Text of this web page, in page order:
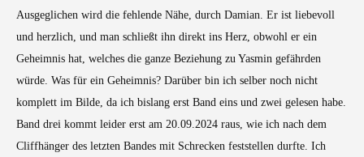
Ausgeglichen wird die fehlende Nähe, durch Damian. Er ist liebevoll
und herzlich, und man schließt ihn direkt ins Herz, obwohl er ein
Geheimnis hat, welches die ganze Beziehung zu Yasmin gefährden
würde. Was für ein Geheimnis? Darüber bin ich selber noch nicht
komplett im Bilde, da ich bislang erst Band eins und zwei gelesen habe.
Band drei kommt leider erst am 20.09.2024 raus, wie ich nach dem
Cliffhänger des letzten Bandes mit Schrecken feststellen durfte. Ich